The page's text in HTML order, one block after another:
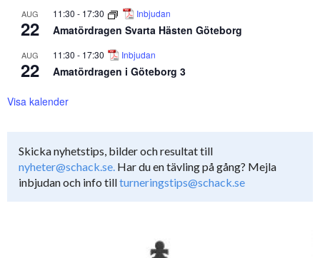
AUG
22
11:30 - 17:30 Inbjudan
Amatördragen Svarta Hästen Göteborg
AUG
22
11:30 - 17:30 Inbjudan
Amatördragen i Göteborg 3
Visa kalender
Skicka nyhetstips, bilder och resultat till
nyheter@schack.se. Har du en tävling på gång? Mejla
inbjudan och info tillturneringstips@schack.se